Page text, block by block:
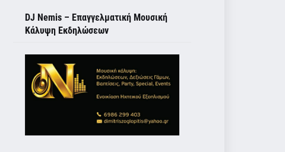
DJ Nemis – Επαγγελματική Μουσική
Κάλυψη Εκδηλώσεων